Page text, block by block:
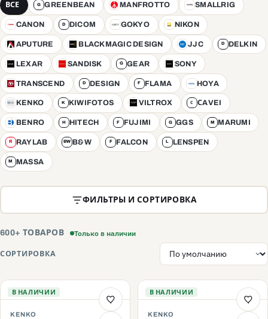
ВСЕ G GREENBEAN M MANFROTTO S SMALLRIG
C CANON D DICOM G GOKYO N NIKON
A APUTURE BD BLACKMAGIC DESIGN J JJC D DELKIN
L LEXAR S SANDISK G GEAR S SONY
T TRANSCEND D DESIGN F FLAMA H HOYA
K KENKO K KIWIFOTOS V VILTROX С СAVEI
B BENRO H HITECH F FUJIMI G GGS M MARUMI
R RAYLAB BW B&W F FALCON L LENSPEN
M MASSA
ФИЛЬТРЫ И СОРТИРОВКА
600+ ТОВАРОВ Только в наличии
СОРТИРОВКА
В НАЛИЧИИ
KENKO
В НАЛИЧИИ
KENKO